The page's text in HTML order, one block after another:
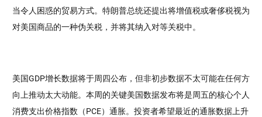
当令人困惑的贸易方式。特朗普总统还提出将增值税或奢侈税视为
对美国商品的一种伪关税，并将其纳入对等关税中。
美国GDP增长数据将于周四公布，但非初步数据不太可能在任何方
向上推动太大动能。本周的关键美国数据发布将是周五的核心个人
消费支出价格指数（PCE）通胀。投资者希望最近的通胀数据上升